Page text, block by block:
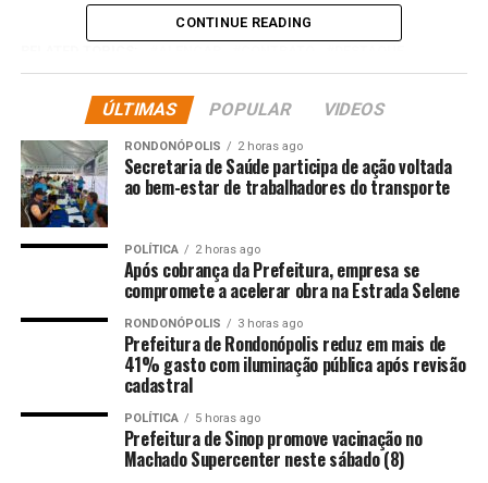
Deputado v desonestidade da CGE ao expor 14 deputados
DON'T MISS
Tarcísio dribla agenda de Lula com viagem às pressas
para inaugurar praça no interior
CONTINUE READING
ÚLTIMAS POPULAR VIDEOS
RONDONÓPOLIS 2 horas ago
Secretaria de Saúde participa de ação voltada
ao bem-estar de trabalhadores do transporte
POLÍTICA 2 horas ago
Após cobrança da Prefeitura, empresa se
compromete a acelerar obra na Estrada Selene
RONDONÓPOLIS 3 horas ago
Prefeitura de Rondonópolis reduz em mais de
41% gasto com iluminação pública após revisão
cadastral
POLÍTICA 5 horas ago
Prefeitura de Sinop promove vacinação no
Machado Supercenter neste sábado (8)